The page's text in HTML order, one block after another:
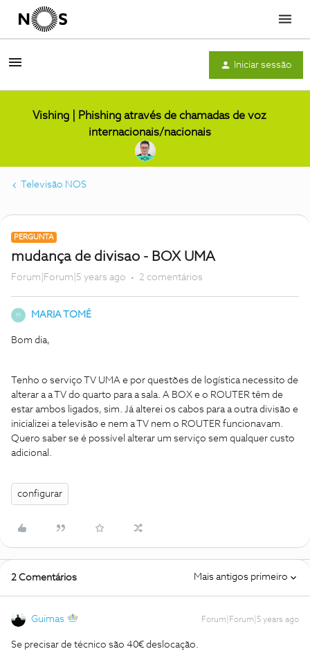
Menu
Iniciar sessão
Vishing | Phishing através de chamadas de voz
internacionais/nacionais
Televisão NOS
PERGUNTA
mudança de divisao - BOX UMA
Forum|Forum|5 years ago 2 comentários
M MARIA TOMÉ
Bom dia,
Tenho o serviço TV UMA e por questões de logística necessito de
alterar a a TV do quarto para a sala. A BOX e o ROUTER têm de
estar ambos ligados, sim. Já alterei os cabos para a outra divisão e
inicializei a televisão e nem a TV nem o ROUTER funcionavam.
Quero saber se é possível alterar um serviço sem qualquer custo
adicional.
configurar
2 Comentários Mais antigos primeiro
Guimas Forum|Forum|5 years ago
Se precisar de técnico são 40€ deslocação.